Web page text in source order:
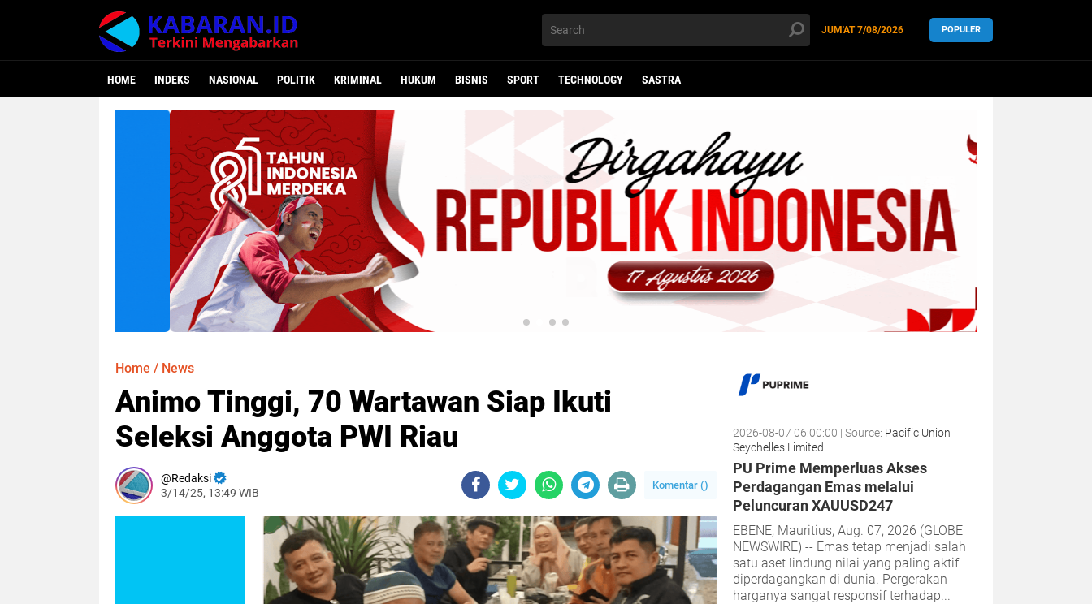
JUM'AT7/08/2026 POPULER
HOME INDEKS NASIONAL POLITIK KRIMINAL HUKUM BISNIS SPORT TECHNOLOGY SASTRA
Home / News
Animo Tinggi, 70 Wartawan Siap Ikuti
Seleksi Anggota PWI Riau
Redaksi
3/14/25, 13:49 WIB
Komentar ()
2026-08-07 06:00:00 | Source: Pacific Union
Seychelles Limited
PU Prime Memperluas Akses
Perdagangan Emas melalui
Peluncuran XAUUSD247
EBENE, Mauritius, Aug. 07, 2026 (GLOBE
NEWSWIRE) -- Emas tetap menjadi salah
satu aset lindung nilai yang paling aktif
diperdagangkan di dunia. Pergerakan
harganya sangat responsif terhadap...